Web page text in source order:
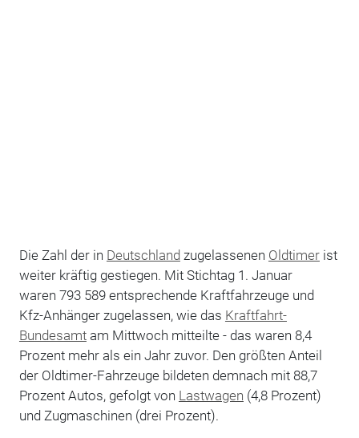
Die Zahl der in Deutschland zugelassenen Oldtimerist
weiter kräftig gestiegen. Mit Stichtag 1. Januar
waren 793 589 entsprechende Kraftfahrzeuge und
Kfz-Anhänger zugelassen, wie das Kraftfahrt-
Bundesamtam Mittwoch mitteilte - das waren 8,4
Prozent mehr als ein Jahr zuvor. Den größten Anteil
der Oldtimer-Fahrzeuge bildeten demnach mit 88,7
Prozent Autos, gefolgt von Lastwagen (4,8 Prozent)
und Zugmaschinen (drei Prozent).